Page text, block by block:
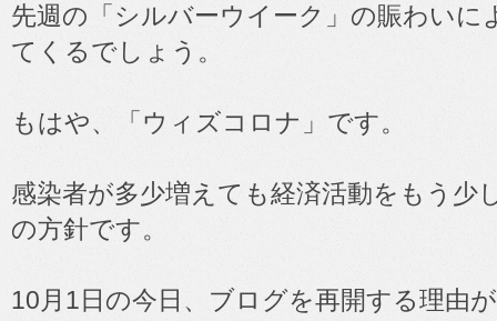
先週の「シルバーウイーク」の賑わいに
てくるでしょう。
もはや、「ウィズコロナ」です。
感染者が多少増えても経済活動をもう少
の方針です。
10月1日の今日、ブログを再開する理由